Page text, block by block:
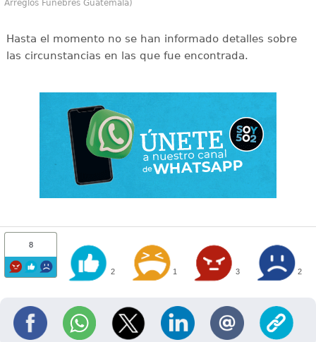
Arreglos Fúnebres Guatemala)
Hasta el momento no se han informado detalles sobre
las circunstancias en las que fue encontrada.
8
2 1 3 2